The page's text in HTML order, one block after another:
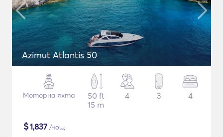
Azimut Atlantis 50
Моторна яхта
50 ft
15 m
4 3 4
$1,837 /нощ